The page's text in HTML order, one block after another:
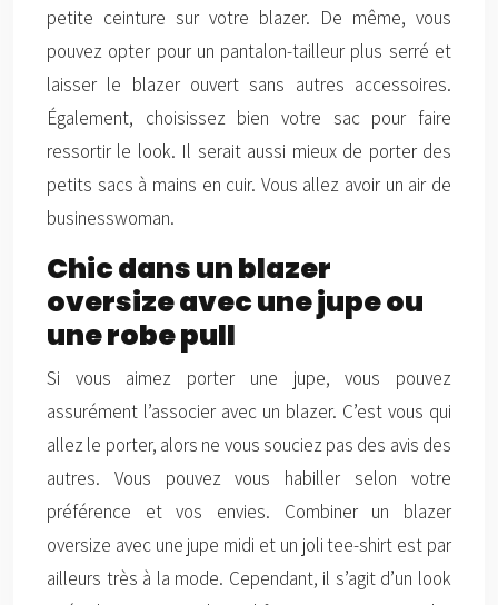
petite ceinture sur votre blazer. De même, vous
pouvez opter pour un pantalon-tailleur plus serré et
laisser le blazer ouvert sans autres accessoires.
Également, choisissez bien votre sac pour faire
ressortir le look. Il serait aussi mieux de porter des
petits sacs à mains en cuir. Vous allez avoir un air de
businesswoman.
Chic dans un blazer
oversize avec une jupe ou
une robe pull
Si vous aimez porter une jupe, vous pouvez
assurément l’associer avec un blazer. C’est vous qui
allez le porter, alors ne vous souciez pas des avis des
autres. Vous pouvez vous habiller selon votre
préférence et vos envies. Combiner un blazer
oversize avec une jupe midi et un joli tee-shirt est par
ailleurs très à la mode. Cependant, il s’agit d’un look